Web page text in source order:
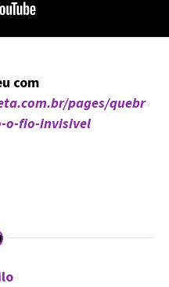
com
pages/quebr
o-fio-invisivel